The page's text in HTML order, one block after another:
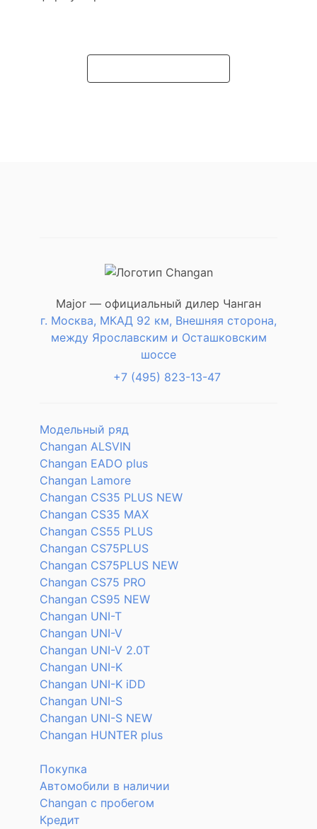
Major — официальный дилер Чанган
г. Москва, МКАД 92 км, Внешняя сторона,
между Ярославским и Осташковским
шоссе
+7 (495) 823-13-47
Модельный ряд
Changan ALSVIN
Changan EADO plus
Changan Lamore
Changan CS35 PLUS NEW
Changan CS35 MAX
Changan CS55 PLUS
Changan CS75PLUS
Changan CS75PLUS NEW
Changan CS75 PRO
Changan CS95 NEW
Changan UNI-T
Changan UNI-V
Changan UNI-V 2.0T
Changan UNI-K
Changan UNI-K iDD
Changan UNI-S
Changan UNI-S NEW
Changan HUNTER plus
Покупка
Автомобили в наличии
Changan с пробегом
Кредит